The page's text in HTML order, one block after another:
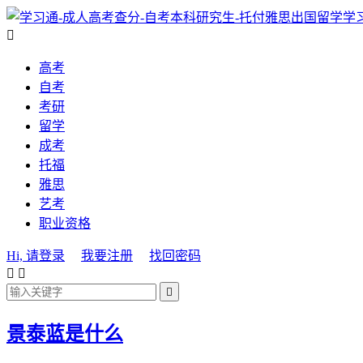
学

高考
自考
考研
留学
成考
托福
雅思
艺考
职业资格
Hi, 请登录 我要注册
找回密码
 

景泰蓝是什么